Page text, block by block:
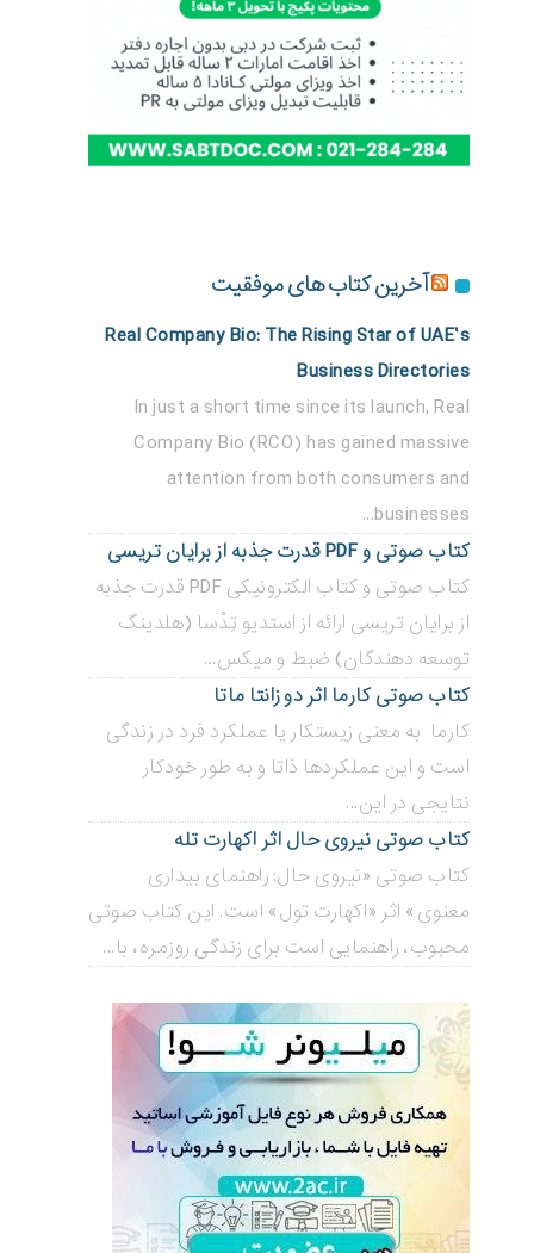
آخرین کتاب های موفقیت
Real Company Bio: The Rising Star of UAE’s
Business Directories
In just a short time since its launch, Real
Company Bio (RCO) has gained massive
attention from both consumers and
businesses...
کتاب صوتی و PDF قدرت جذبه از برایان تریسی
کتاب صوتی و کتاب الکترونیکی PDF قدرت جذبه
از برایان تریسی ارائه از استدیو تِدْسا (هلدینگ
توسعه دهندگان) ضبط و میکس...
کتاب صوتی کارما اثر دو زانتا ماتا
کارما به معنی زیستکار یا عملکرد فرد در زندگی
است و این عملکردها ذاتا و به طور خودکار
نتایجی در این...
کتاب صوتی نیروی حال اثر اکهارت تله
کتاب صوتی «نیروی حال: راهنمای بیداری
معنوی» اثر «اکهارت تول» است. این کتاب صوتی
محبوب، راهنمایی است برای زندگی روزمره، با...